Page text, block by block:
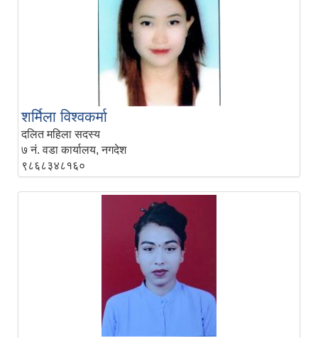
शर्मिला विश्वकर्मा
दलित महिला सदस्य
७ नं. वडा कार्यालय, नगदेश
९८६८३४८१६०